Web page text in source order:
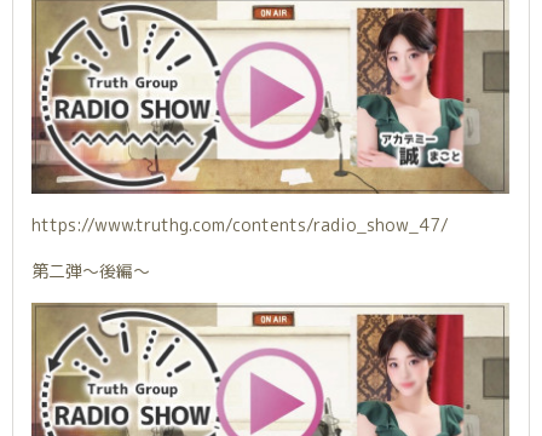
https://www.truthg.com/contents/radio_show_47/
第二弾〜後編〜